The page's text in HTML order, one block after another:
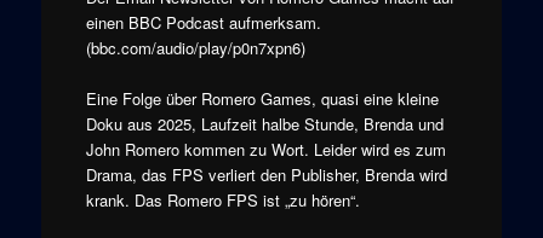
einen BBC Podcast aufmerksam.
(bbc.com/audio/play/p0n7xpn6)
Eine Folge über Romero Games, quasi eine kleine
Doku aus 2025, Laufzeit halbe Stunde, Brenda und
John Romero kommen zu Wort. Leider wird es zum
Drama, das FPS verliert den Publisher, Brenda wird
krank. Das Romero FPS ist „zu hören“.